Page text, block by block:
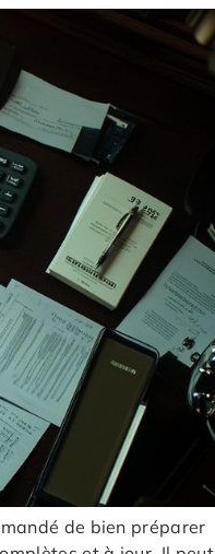
de bien préparer